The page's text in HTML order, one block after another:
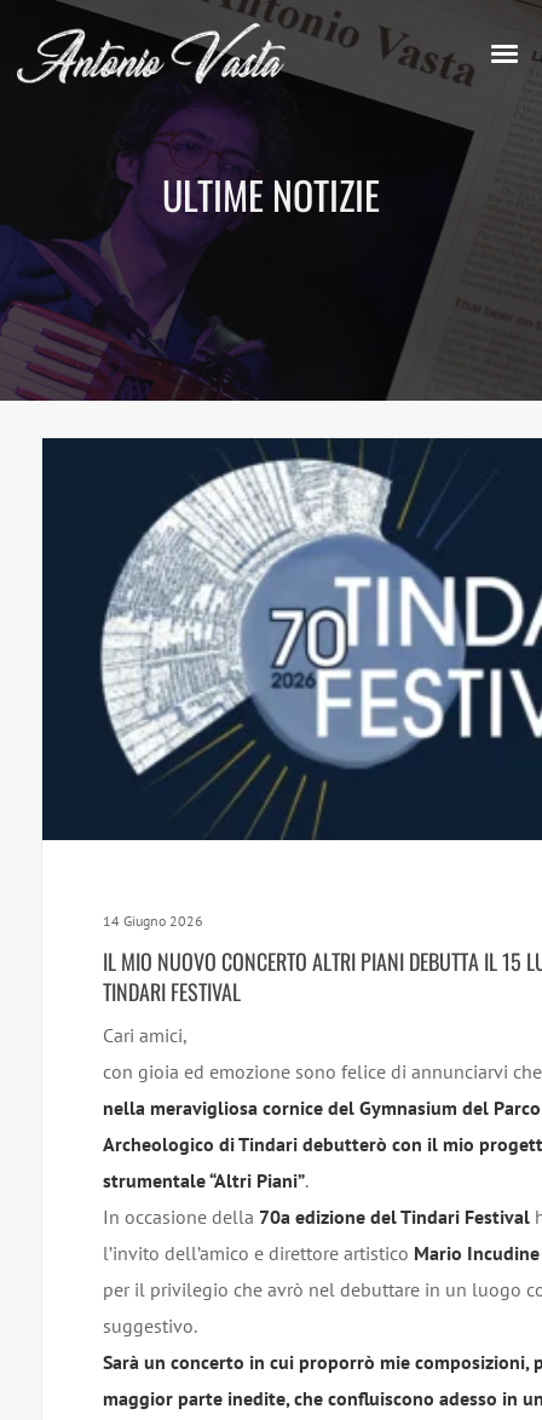
ULTIME NOTIZIE
14 Giugno 2026
IL MIO NUOVO CONCERTO ALTRI PIANI DEBUTTA IL 15
TINDARI FESTIVAL
Cari amici,
con gioia ed emozione sono felice di annunciarvi
nella meravigliosa cornice del Gymnasium del Parco
Archeologico di Tindari debutterò con il mio
strumentale “Altri Piani”.
In occasione della 70a edizione del Tindari Festival
l’invito dell’amico e direttore artistico Mario Incudine
per il privilegio che avrò nel debuttare in un luogo
suggestivo.
Sarà un concerto in cui proporrò mie composizioni,
maggior parte inedite, che confluiscono adesso in